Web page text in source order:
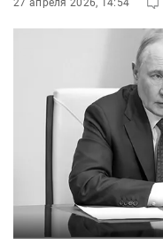
27 апреля 2026, 14:54